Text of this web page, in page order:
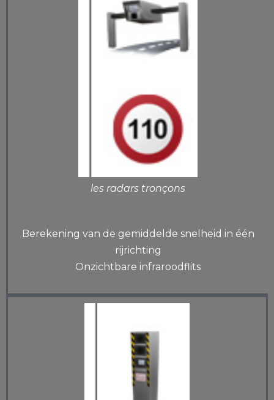
les radars tronçons
Berekening van de gemiddelde snelheid in één
rijrichting
Onzichtbare infraroodflits